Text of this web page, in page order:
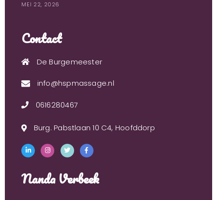
MEI 22, 2026
Contact
De Burgemeester
info@hspmassage.nl
0616280467
Burg. Pabstlaan 10 C4, Hoofddorp
Nanda Verbeek